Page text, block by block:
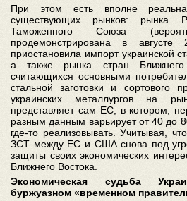
При этом есть вполне
существующих рынков: рынка
Таможенного Союза
продемонстрирована в
приостановила импорт украинской
а также рынка стран Ближнего
считающихся основными
стальной заготовки и сортового
украинских металлургов на
представляет сам ЕС, в котором,
разным данным варьирует от 40 до
где-то реализовывать. Учитывая,
ЗСТ между ЕС и США снова под
защиты своих экономических
Ближнего Востока.
Экономическая судьба
буржуазном «временном